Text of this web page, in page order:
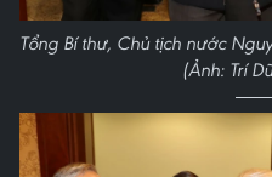
Tổng Bí thư, Chủ tịch nước
(Ảnh: Trí